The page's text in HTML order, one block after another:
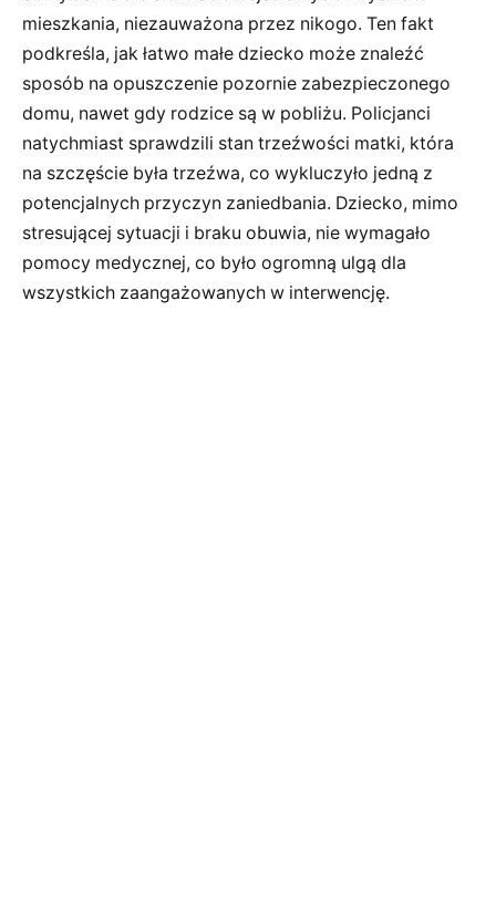
mieszkania, niezauważona przez nikogo. Ten fakt
podkreśla, jak łatwo małe dziecko może znaleźć
sposób na opuszczenie pozornie zabezpieczonego
domu, nawet gdy rodzice są w pobliżu. Policjanci
natychmiast sprawdzili stan trzeźwości matki, która
na szczęście była trzeźwa, co wykluczyło jedną z
potencjalnych przyczyn zaniedbania. Dziecko, mimo
stresującej sytuacji i braku obuwia, nie wymagało
pomocy medycznej, co było ogromną ulgą dla
wszystkich zaangażowanych w interwencję.